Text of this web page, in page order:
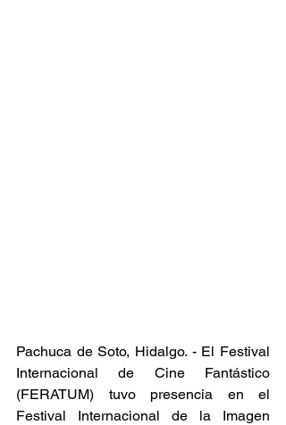
Pachuca de Soto, Hidalgo. - El Festival
Internacional de Cine Fantástico
(FERATUM) tuvo presencia en el
Festival Internacional de la Imagen